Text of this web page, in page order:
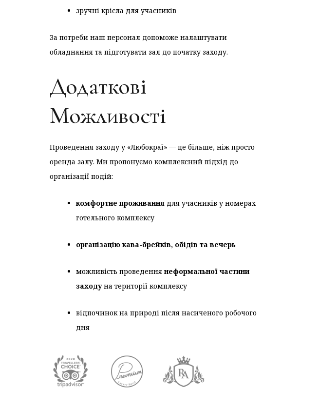
зручні крісла для учасників
За потреби наш персонал допоможе налаштувати
обладнання та підготувати зал до початку заходу.
Додаткові
Можливості
Проведення заходу у «Любокраї» — це більше, ніж просто
оренда залу. Ми пропонуємо комплексний підхід до
організації подій:
комфортне проживання для учасників у номерах
готельного комплексу
організацію кава-брейків, обідів та вечерь
можливість проведеннянеформальної частини
заходуна території комплексу
відпочинок на природі після насиченого робочого
дня